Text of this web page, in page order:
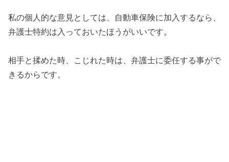
私の個人的な意見としては、自動車保険に加入するなら、
弁護士特約は入っておいたほうがいいです。
相手と揉めた時、こじれた時は、弁護士に委任する事がで
きるからです。